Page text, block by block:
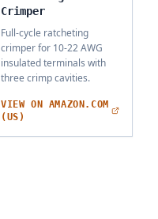
Crimper
Full-cycle ratcheting
crimper for 10-22 AWG
insulated terminals with
three crimp cavities.
VIEW ON AMAZON.COM
(US)